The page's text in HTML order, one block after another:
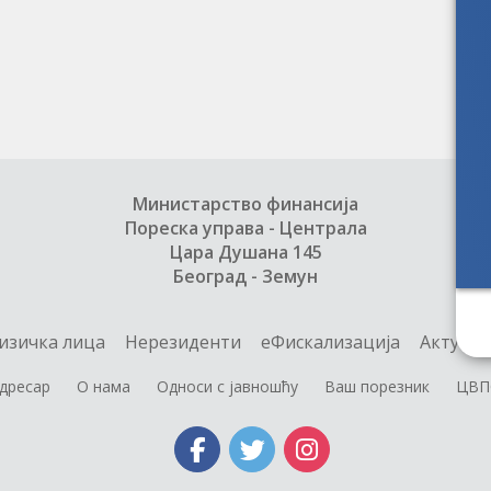
Министарство финансија
Пореска управа - Централа
Цара Душана 145
Београд - Земун
лица Нерезиденти еФискализација
О нама Односи с јавношћу Ваш порезник